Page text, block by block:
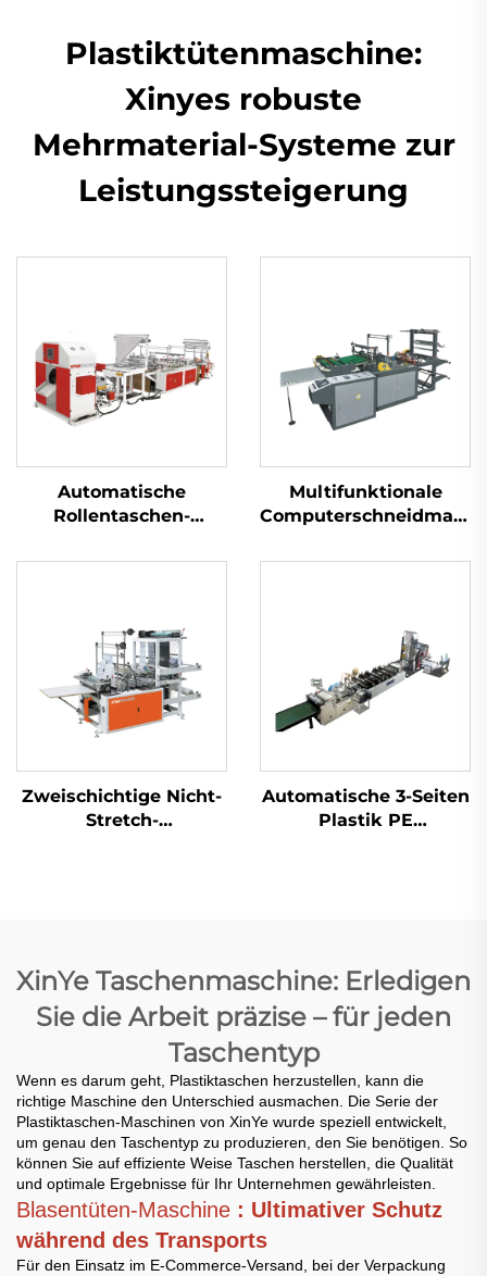
Plastiktütenmaschine:
Xinyes robuste
Mehrmaterial-Systeme zur
Leistungssteigerung
Automatische
Rollentaschen-
Fädelfunktion
Multifunktionale
Zweischichtige Nicht-
Stretch-
Automatische 3-Seiten
Plastik PE
XinYe Taschenmaschine: Erledigen
Sie die Arbeit präzise – für jeden
Taschentyp
Wenn es darum geht, Plastiktaschen herzustellen, kann die
richtige Maschine den Unterschied ausmachen. Die Serie der
Plastiktaschen-Maschinen von XinYe wurde speziell entwickelt,
um genau den Taschentyp zu produzieren, den Sie benötigen. So
können Sie auf effiziente Weise Taschen herstellen, die Qualität
und optimale Ergebnisse für Ihr Unternehmen gewährleisten.
Blasentüten-Maschine : Ultimativer Schutz
während des Transports
Für den Einsatz im E-Commerce-Versand, bei der Verpackung